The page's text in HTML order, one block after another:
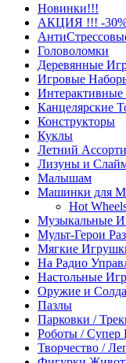
Новинки!!!
АКЦИЯ !!! -30%
Головоломки
Деревянные
Игровые
Интерактивные
Канцелярские
Конструкторы
Куклы
Летний
Лизуны и
Малышам
Машинки для
Hot
Музыкальные
Мульт-Герои
Мягкие
На Радио
Настольные
Оружие и
Пазлы
Парковки /
Роботы / Супер
Творчество /